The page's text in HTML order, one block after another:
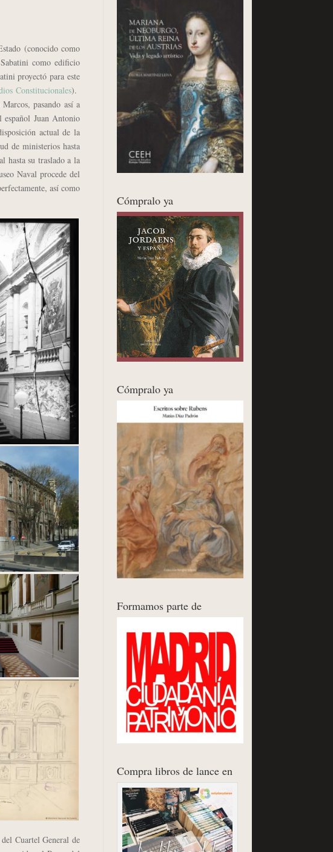
(conocido como
como edificio
proyectó para este
Constitucionales).
pasando así a
español Juan Antonio
actual de la
de ministerios hasta
hasta su traslado a la
Naval procede del
así como
Cuartel General de
Cómpralo ya
Cómpralo ya
Formamos parte de
Compra libros de lance en